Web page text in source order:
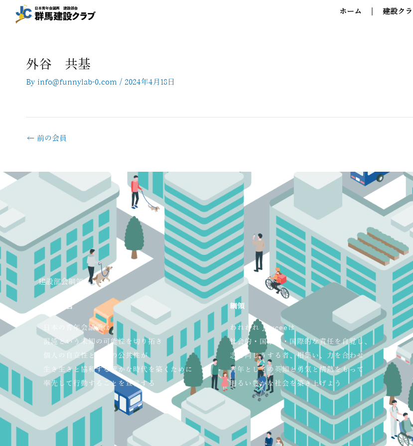
ホーム 建設ク
外谷 共基
By info@funnylab-0.com / 2024年4月18日
← 前の会員
建設部会綱領
ＪＣ宣言
日本の青年会議所は
混沌という未知の可能性を切り拓き
個人の自立性と社会の公共性が
生き生きと協和する確かな時代を築くために
率先して行動することを宣言する
綱領
われわれ Jayceeは
社会的・国家的・国際的な責任を自覚し、
志を同じうする者、相集い、力を合わせ
青年としての英知と勇気と情熱をもって
明るい豊かな社会を築き上げよう